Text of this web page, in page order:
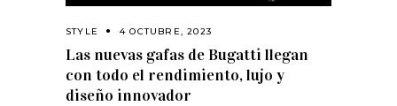
STYLE 4 OCTUBRE, 2023
Las nuevas gafas de Bugatti llegan
con todo el rendimiento, lujo y
diseño innovador